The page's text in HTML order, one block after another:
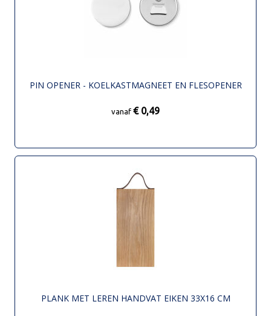
PIN OPENER - KOELKASTMAGNEET EN FLESOPENER
vanaf € 0,49
PLANK MET LEREN HANDVAT EIKEN 33X16 CM